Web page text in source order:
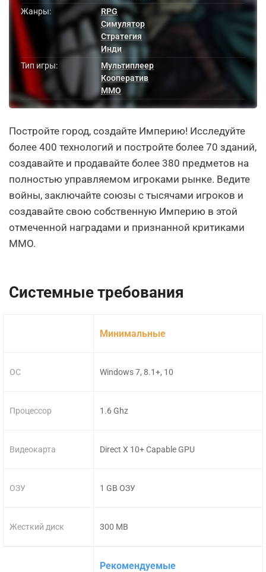
Жанры:
RPG
Симулятор
Стратегия
Инди
Тип игры:
Мультиплеер
Кооператив
MMO
Постройте город, создайте Империю! Исследуйте
более 400 технологий и постройте более 70 зданий,
создавайте и продавайте более 380 предметов на
полностью управляемом игроками рынке. Ведите
войны, заключайте союзы с тысячами игроков и
создавайте свою собственную Империю в этой
отмеченной наградами и признанной критиками
MMO.
Системные требования
ОС
Процессор
Видеокарта
ОЗУ
Жесткий диск
Минимальные
Windows 7, 8.1+, 10
1.6 Ghz
Direct X 10+ Capable GPU
1 GB ОЗУ
300 MB
Рекомендуемые